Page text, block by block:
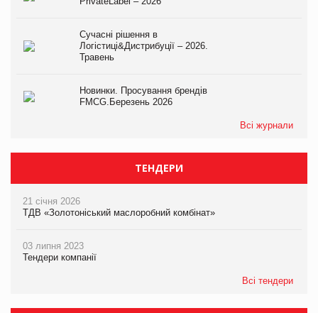
Сучасні рішення в
Логістиці&Дистрибуції – 2026.
Травень
Новинки. Просування брендів
FMCG.Березень 2026
Всі журнали
ТЕНДЕРИ
21 січня 2026
ТДВ «Золотоніський маслоробний комбінат»
03 липня 2023
Тендери компанії
Всі тендери